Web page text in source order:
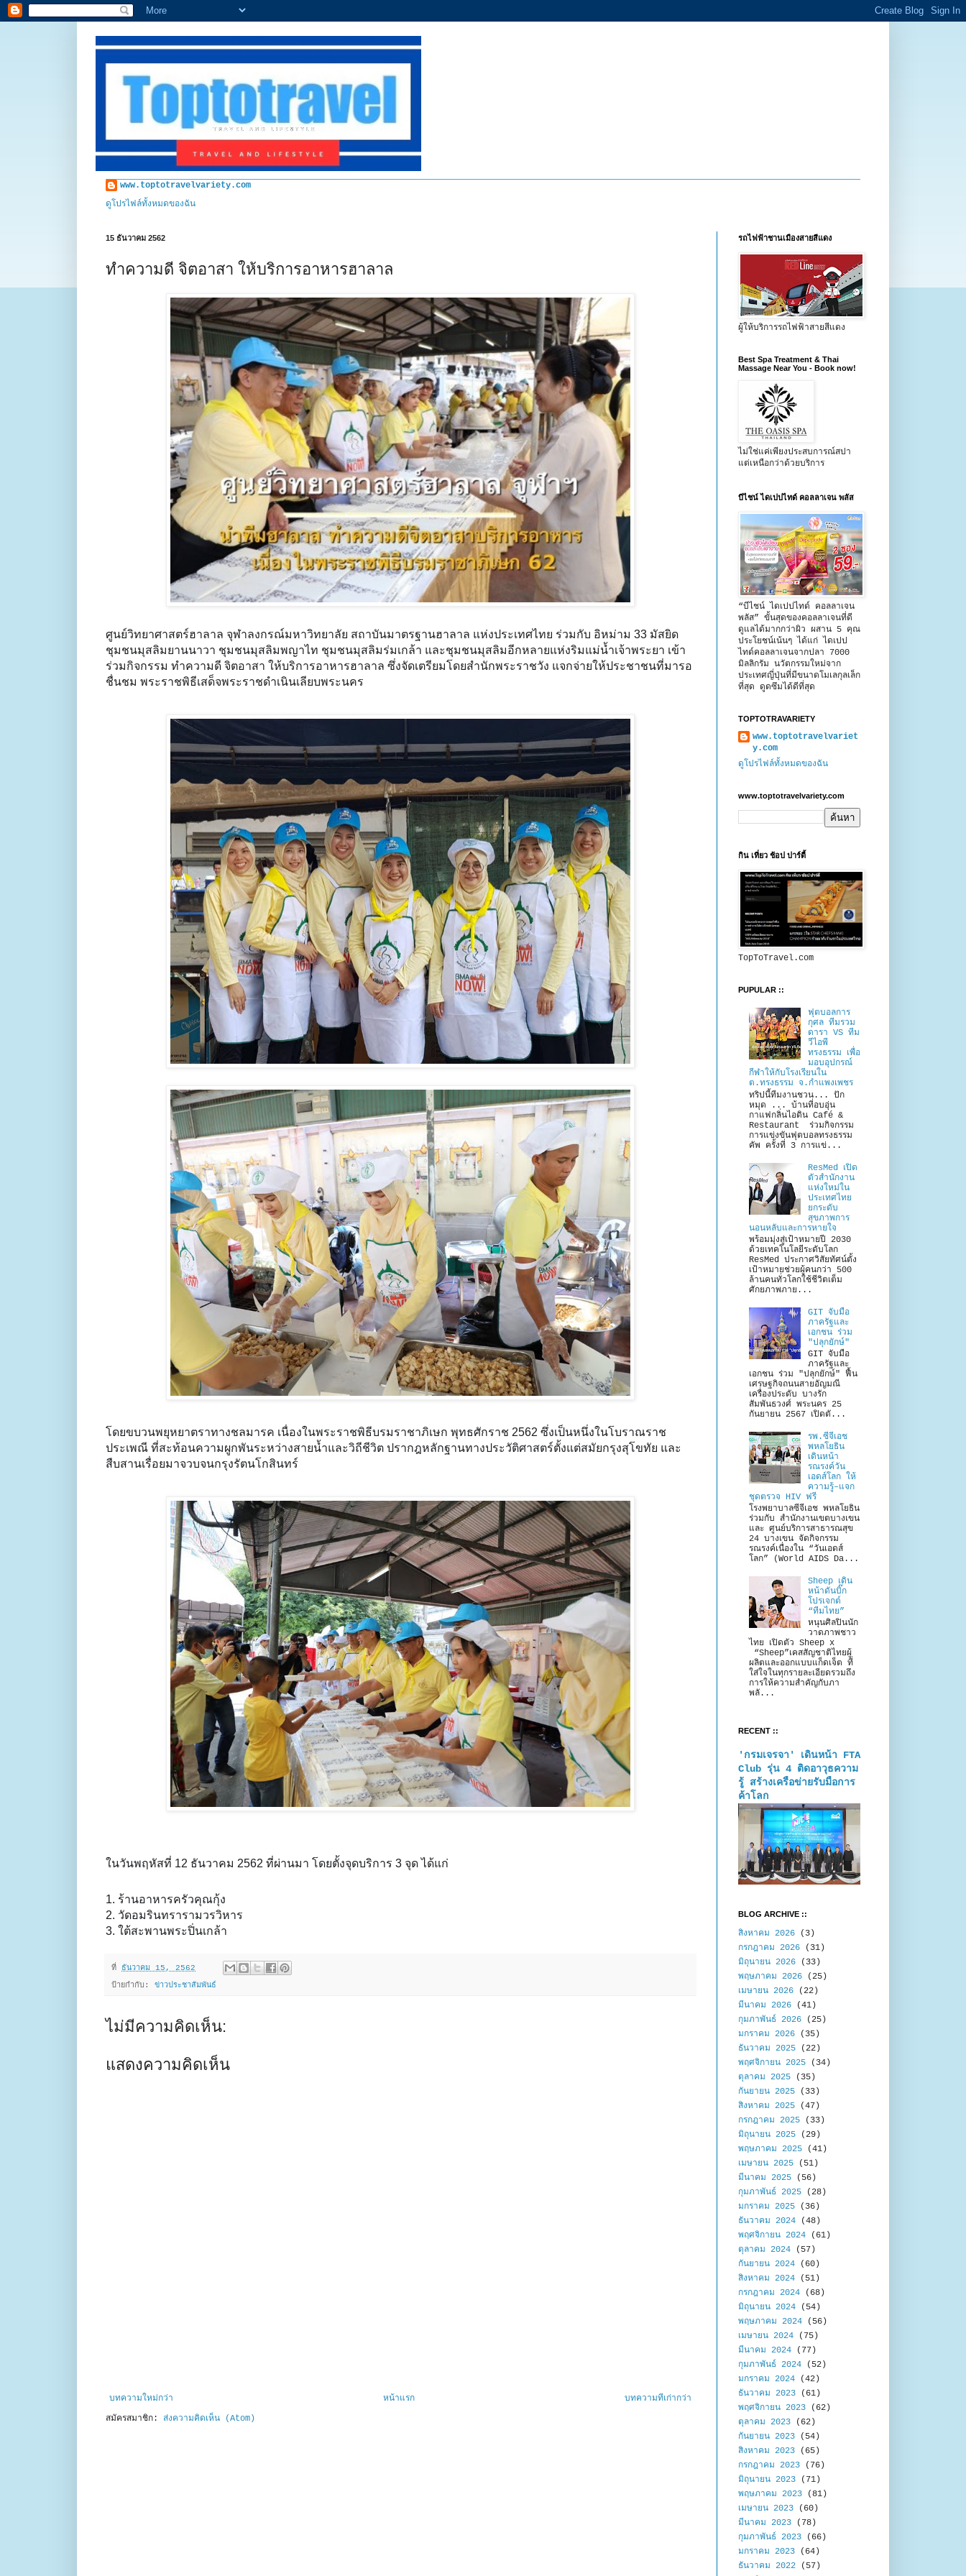
www.toptotravelvariety.com
ดูโปรไฟล์ทั้งหมดของฉัน
15 ธันวาคม 2562
ทำความดี จิตอาสา ให้บริการอาหารฮาลาล
ศูนย์วิทยาศาสตร์ฮาลาล จุฬาลงกรณ์มหาวิทยาลัย สถาบันมาตรฐานฮาลาล แห่งประเทศไทย ร่วมกับ อิหม่าม 33 มัสยิด
ชุมชนมุสลิมยานนาวา ชุมชนมุสลิมพญาไท ชุมชนมุสลิมร่มเกล้า และชุมชนมุสลิมอีกหลายแห่งริมแม่น้ำเจ้าพระยา เข้า
ร่วมกิจกรรม ทำความดี จิตอาสา ให้บริการอาหารฮาลาล ซึ่งจัดเตรียมโดยสำนักพระราชวัง แจกจ่ายให้ประชาชนที่มารอ
ชื่นชม พระราชพิธีเสด็จพระราชดำเนินเลียบพระนคร
โดยขบวนพยุหยาตราทางชลมารค เนื่องในพระราชพิธีบรมราชาภิเษก พุทธศักราช 2562 ซึ่งเป็นหนึ่งในโบราณราช
ประเพณี ที่สะท้อนความผูกพันระหว่างสายน้ำและวิถีชีวิต ปรากฎหลักฐานทางประวัติศาสตร์ตั้งแต่สมัยกรุงสุโขทัย และ
สืบสานเรื่อยมาจวบจนกรุงรัตนโกสินทร์
ในวันพฤหัสที่ 12 ธันวาคม 2562 ที่ผ่านมา โดยตั้งจุดบริการ 3 จุด ได้แก่
1. ร้านอาหารครัวคุณกุ้ง
2. วัดอมรินทรารามวรวิหาร
3. ใต้สะพานพระปิ่นเกล้า
ที่ ธันวาคม 15, 2562
ป้ายกำกับ: ข่าวประชาสัมพันธ์
ไม่มีความคิดเห็น:
แสดงความคิดเห็น
บทความใหม่กว่า บทความที่เก่ากว่า
หน้าแรก
สมัครสมาชิก: ส่งความคิดเห็น (Atom)
รถไฟฟ้าชานเมืองสายสีแดง
ผู้ให้บริการรถไฟฟ้าสายสีแดง
Best Spa Treatment & Thai
Massage Near You - Book now!
ไม่ใช่แค่เพียงประสบการณ์สปา
แต่เหนือกว่าด้วยบริการ
บีไชน์ ไดเปปไทด์ คอลลาเจน พลัส
“บีไชน์ ไดเปปไทด์ คอลลาเจน
พลัส” ขั้นสุดของคอลลาเจนที่ดี
ดูแลได้มากกว่าผิว ผสาน 5 คุณ
ประโยชน์เน้นๆ ได้แก่ ไดเปป
ไทด์คอลลาเจนจากปลา 7000
มิลลิกรัม นวัตกรรมใหม่จาก
ประเทศญี่ปุ่นที่มีขนาดโมเลกุลเล็ก
ที่สุด ดูดซึมได้ดีที่สุด
TOPTOTRAVARIETY
www.toptotravelvariet
y.com
ดูโปรไฟล์ทั้งหมดของฉัน
www.toptotravelvariety.com
กิน เที่ยว ช้อป ปาร์ตี้
TopToTravel.com
PUPULAR ::
ฟุตบอลการ
กุศล ทีมรวม
ดารา VS ทีม
วีไอพี
ทรงธรรม เพื่อ
มอบอุปกรณ์
กีฬาให้กับโรงเรียนใน
ต.ทรงธรรม จ.กำแพงเพชร
ทริปนี้ทีมงานชวน... ปัก
หมุด ... บ้านที่อบอุ่น
กาแฟกลิ่นไอดิน Café &
Restaurant ร่วมกิจกรรม
การแข่งขันฟุตบอลทรงธรรม
คัพ ครั้งที่ 3 การแข่...
ResMed เปิด
ตัวสำนักงาน
แห่งใหม่ใน
ประเทศไทย
ยกระดับ
สุขภาพการ
นอนหลับและการหายใจ
พร้อมมุ่งสู่เป้าหมายปี 2030
ด้วยเทคโนโลยีระดับโลก
ResMed ประกาศวิสัยทัศน์ตั้ง
เป้าหมายช่วยผู้คนกว่า 500
ล้านคนทั่วโลกใช้ชีวิตเต็ม
ศักยภาพภาย...
GIT จับมือ
ภาครัฐและ
เอกชน ร่วม
"ปลุกยักษ์"
GIT จับมือ
ภาครัฐและ
เอกชน ร่วม "ปลุกยักษ์" ฟื้น
เศรษฐกิจถนนสายอัญมณี
เครื่องประดับ บางรัก
สัมพันธวงศ์ พระนคร 25
กันยายน 2567 เปิดตั...
รพ.ซีจีเอช
พหลโยธิน
เดินหน้า
รณรงค์วัน
เอดส์โลก ให้
ความรู้–แจก
ชุดตรวจ HIV ฟรี
โรงพยาบาลซีจีเอช พหลโยธิน
ร่วมกับ สำนักงานเขตบางเขน
และ ศูนย์บริการสาธารณสุข
24 บางเขน จัดกิจกรรม
รณรงค์เนื่องใน “วันเอดส์
โลก” (World AIDS Da...
Sheep เดิน
หน้าดันบิ๊ก
โปรเจกต์
“ทีมไทย”
หนุนศิลปินนัก
วาดภาพชาว
ไทย เปิดตัว Sheep x
“Sheep”เคสสัญชาติไทยผู้
ผลิตและออกแบบแก็ดเจ็ต ที่
ใส่ใจในทุกรายละเอียดรวมถึง
การให้ความสำคัญกับภา
พลั...
RECENT ::
'กรมเจรจา' เดินหน้า FTA
Club รุ่น 4 ติดอาวุธความ
รู้ สร้างเครือข่ายรับมือการ
ค้าโลก
BLOG ARCHIVE ::
สิงหาคม 2026 (3)
กรกฎาคม 2026 (31)
มิถุนายน 2026 (33)
พฤษภาคม 2026 (25)
เมษายน 2026 (22)
มีนาคม 2026 (41)
กุมภาพันธ์ 2026 (25)
มกราคม 2026 (35)
ธันวาคม 2025 (22)
พฤศจิกายน 2025 (34)
ตุลาคม 2025 (35)
กันยายน 2025 (33)
สิงหาคม 2025 (47)
กรกฎาคม 2025 (33)
มิถุนายน 2025 (29)
พฤษภาคม 2025 (41)
เมษายน 2025 (51)
มีนาคม 2025 (56)
กุมภาพันธ์ 2025 (28)
มกราคม 2025 (36)
ธันวาคม 2024 (48)
พฤศจิกายน 2024 (61)
ตุลาคม 2024 (57)
กันยายน 2024 (60)
สิงหาคม 2024 (51)
กรกฎาคม 2024 (68)
มิถุนายน 2024 (54)
พฤษภาคม 2024 (56)
เมษายน 2024 (75)
มีนาคม 2024 (77)
กุมภาพันธ์ 2024 (52)
มกราคม 2024 (42)
ธันวาคม 2023 (61)
พฤศจิกายน 2023 (62)
ตุลาคม 2023 (62)
กันยายน 2023 (54)
สิงหาคม 2023 (65)
กรกฎาคม 2023 (76)
มิถุนายน 2023 (71)
พฤษภาคม 2023 (81)
เมษายน 2023 (60)
มีนาคม 2023 (78)
กุมภาพันธ์ 2023 (66)
มกราคม 2023 (64)
ธันวาคม 2022 (57)